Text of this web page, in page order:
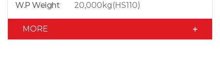
W.P Weight 20,000kg(HS110)
MORE